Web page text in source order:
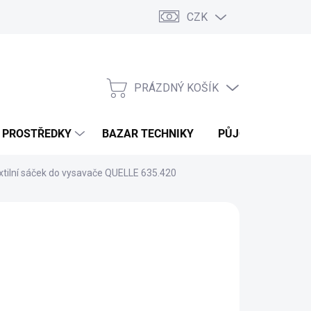
CZK
NÁKUPNÍ
PRÁZDNÝ KOŠÍK
BAZAR TECHNIKY PŮJČOVNA
sáček do vysavače QUELLE 635.420